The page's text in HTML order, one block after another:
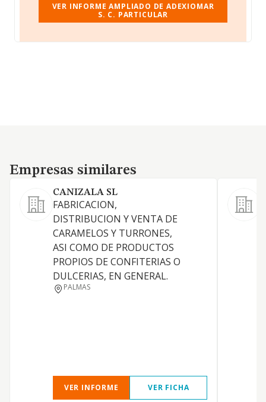
VER INFORME AMPLIADO DE ADEXIOMAR
S. C. PARTICULAR
Empresas similares
Empresas similares
CANIZALA SL
FABRICACION,
DISTRIBUCION Y VENTA DE
CARAMELOS Y TURRONES,
ASI COMO DE PRODUCTOS
PROPIOS DE CONFITERIAS O
DULCERIAS, EN GENERAL.
PALMAS
VER INFORME VER FICHA